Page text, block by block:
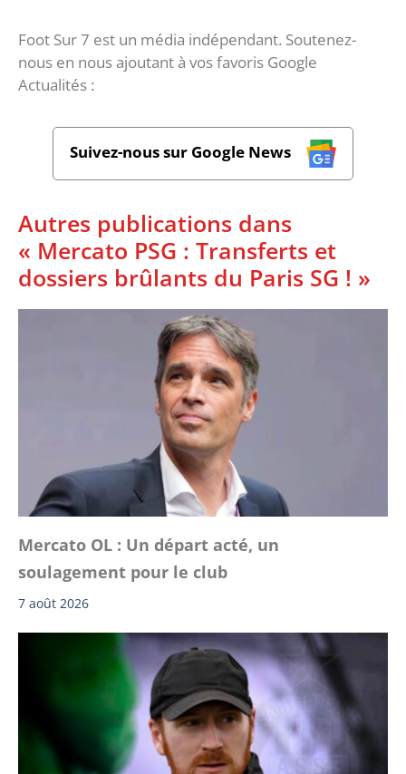
Foot Sur 7 est un média indépendant. Soutenez-
nous en nous ajoutant à vos favoris Google
Actualités :
Suivez-nous sur Google News
Autres publications dans
« Mercato PSG : Transferts et
dossiers brûlants du Paris SG ! »
Mercato OL : Un départ acté, un
soulagement pour le club
7 août 2026